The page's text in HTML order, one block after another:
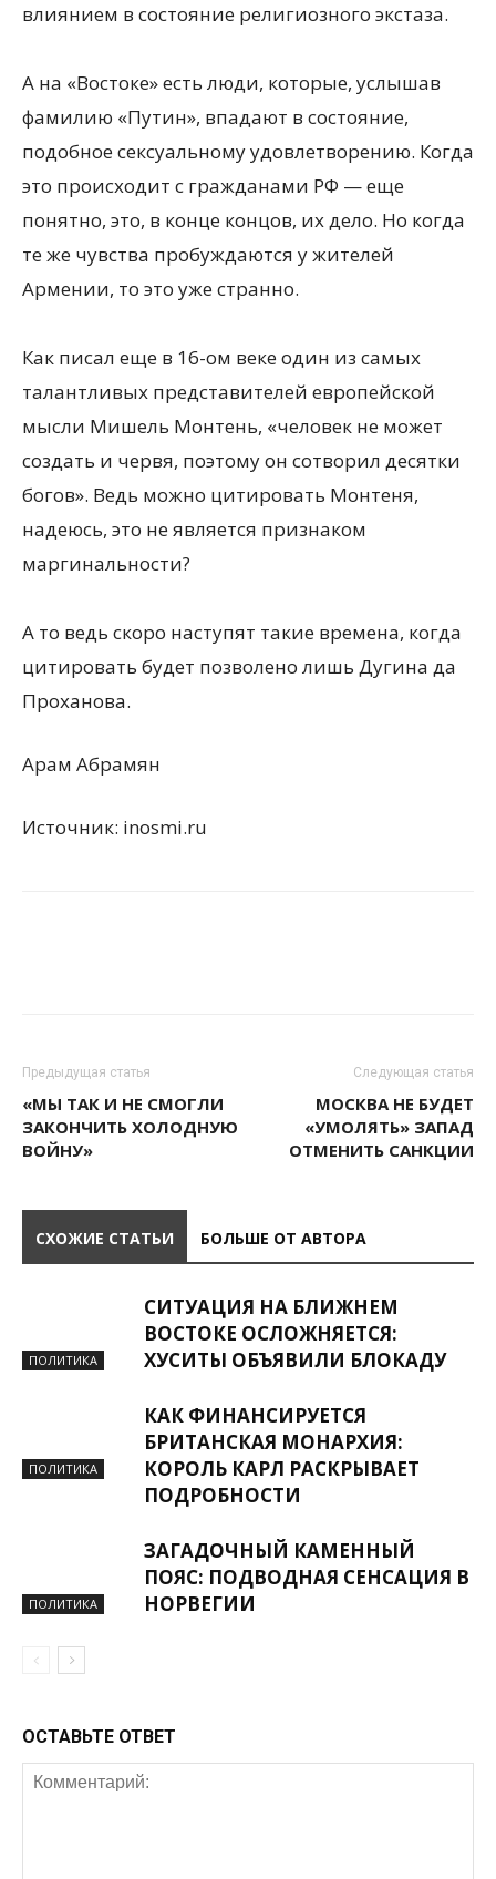
влиянием в состояние религиозного экстаза.
А на «Востоке» есть люди, которые, услышав
фамилию «Путин», впадают в состояние,
подобное сексуальному удовлетворению. Когда
это происходит с гражданами РФ — еще
понятно, это, в конце концов, их дело. Но когда
те же чувства пробуждаются у жителей
Армении, то это уже странно.
Как писал еще в 16-ом веке один из самых
талантливых представителей европейской
мысли Мишель Монтень, «человек не может
создать и червя, поэтому он сотворил десятки
богов». Ведь можно цитировать Монтеня,
надеюсь, это не является признаком
маргинальности?
А то ведь скоро наступят такие времена, когда
цитировать будет позволено лишь Дугина да
Проханова.
Арам Абрамян
Источник: inosmi.ru
Предыдущая статья
«МЫ ТАК И НЕ СМОГЛИ
ЗАКОНЧИТЬ ХОЛОДНУЮ
ВОЙНУ»
Следующая статья
МОСКВА НЕ БУДЕТ
«УМОЛЯТЬ» ЗАПАД
ОТМЕНИТЬ САНКЦИИ
СХОЖИЕ СТАТЬИ БОЛЬШЕ ОТ АВТОРА
ПОЛИТИКА
СИТУАЦИЯ НА БЛИЖНЕМ
ВОСТОКЕ ОСЛОЖНЯЕТСЯ:
ХУСИТЫ ОБЪЯВИЛИ БЛОКАДУ
ПОЛИТИКА
КАК ФИНАНСИРУЕТСЯ
БРИТАНСКАЯ МОНАРХИЯ:
КОРОЛЬ КАРЛ РАСКРЫВАЕТ
ПОДРОБНОСТИ
ПОЛИТИКА
ЗАГАДОЧНЫЙ КАМЕННЫЙ
ПОЯС: ПОДВОДНАЯ СЕНСАЦИЯ В
НОРВЕГИИ
ОСТАВЬТЕ ОТВЕТ